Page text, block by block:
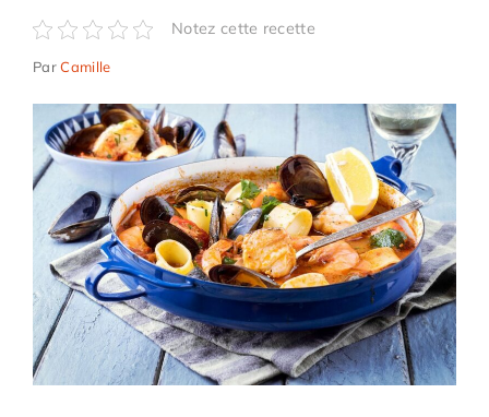
Notez cette recette
ParCamille